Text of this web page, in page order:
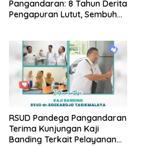
Pangandaran: 8 Tahun Derita
Pengapuran Lutut, Sembuh
RSUD Pandega Pangandaran
Terima Kunjungan Kaji
Banding Terkait Pelayanan